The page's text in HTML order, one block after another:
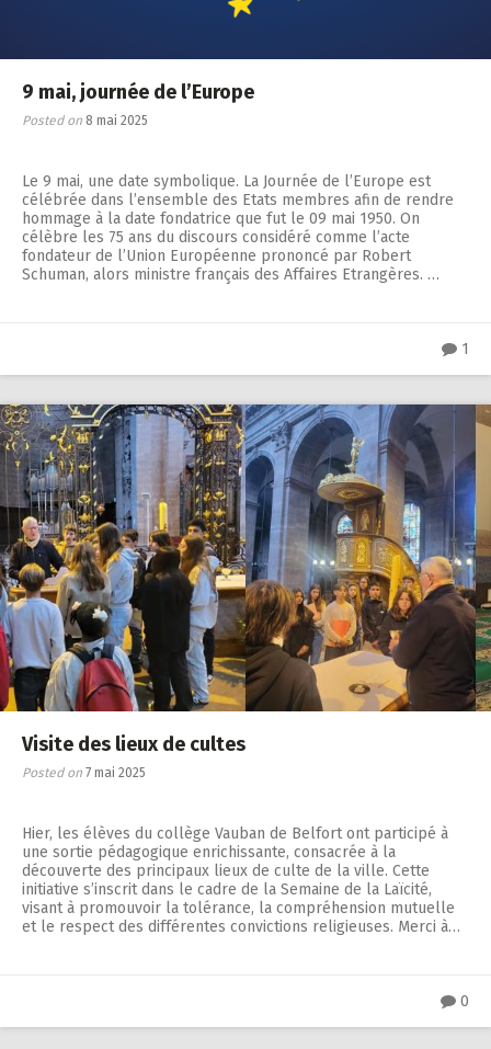
9 mai, journée de l’Europe
Posted on 8 mai 2025
Le 9 mai, une date symbolique. La Journée de l’Europe est
célébrée dans l’ensemble des Etats membres afin de rendre
hommage à la date fondatrice que fut le 09 mai 1950. On
célèbre les 75 ans du discours considéré comme l’acte
fondateur de l’Union Européenne prononcé par Robert
Schuman, alors ministre français des Affaires Etrangères. …
1
Visite des lieux de cultes
Posted on 7 mai 2025
Hier, les élèves du collège Vauban de Belfort ont participé à
une sortie pédagogique enrichissante, consacrée à la
découverte des principaux lieux de culte de la ville. Cette
initiative s’inscrit dans le cadre de la Semaine de la Laïcité,
visant à promouvoir la tolérance, la compréhension mutuelle
et le respect des différentes convictions religieuses. Merci à…
0